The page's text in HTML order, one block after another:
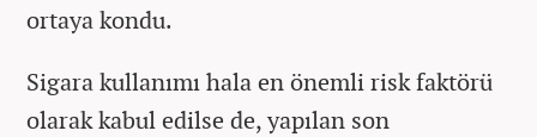
ortaya kondu.
Sigara kullanımı hala en önemli risk faktörü
olarak kabul edilse de, yapılan son